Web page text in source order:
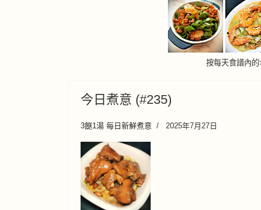
按每天食譜內的
今日煮意 (#235)
3餸1湯 每日新鮮煮意 2025年7月27日